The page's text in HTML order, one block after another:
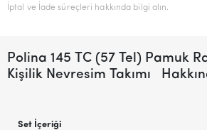
İptal ve İade süreçleri hakkında bilgi alın.
Polina 145 TC (57 Tel) Pamuk
Kişilik Nevresim Takımı
Set İçeriği